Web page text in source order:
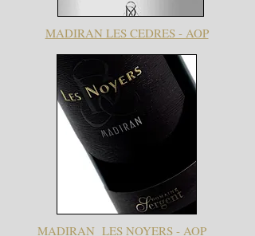
MADIRAN LES CEDRES - AOP
MADIRAN LES NOYERS - AOP